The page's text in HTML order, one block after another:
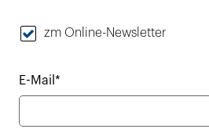
zm Online-Newsletter
E-Mail*